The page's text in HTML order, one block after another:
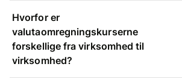
Hvorfor er
valutaomregningskurserne
forskellige fra virksomhed til
virksomhed?